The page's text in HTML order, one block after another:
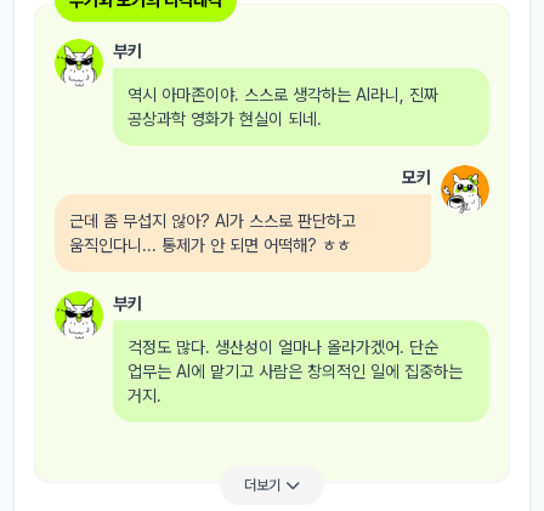
부키
역시 아마존이야. 스스로 생각하는 AI라니, 진짜
공상과학 영화가 현실이 되네.
모키
근데 좀 무섭지 않아? AI가 스스로 판단하고
움직인다니... 통제가 안 되면 어떡해? ㅎㅎ
부키
걱정도 많다. 생산성이 얼마나 올라가겠어. 단순
업무는 AI에 맡기고 사람은 창의적인 일에 집중하는
거지.
더보기